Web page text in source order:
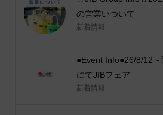
の営業いついて
新着情報
●Event Info●26/8/12
にてJIBフェア
新着情報